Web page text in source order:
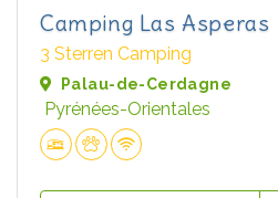
Camping Las Asperas
3 Sterren Camping
Palau-de-Cerdagne
Pyrénées-Orientales